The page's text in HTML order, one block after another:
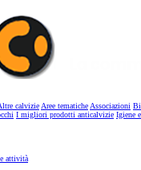
calvizieAree tematicheAssociazioni
I migliori prodotti anticalvizie Igiene
attività